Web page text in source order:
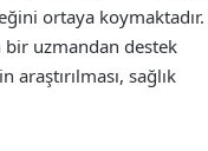
ortaya koymaktadır.
bir uzmandan destek
sağlık